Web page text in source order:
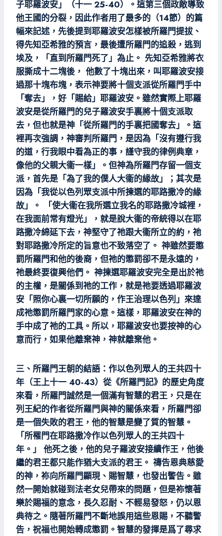
子耶羅波安」（十一 25-40）。這第三個政敵導致
他王國的分裂，因此作者用了最多的（14節）的篇
幅來記述，先後提到耶羅波安怎樣被所羅門提拔、
得先知亞希雅的預言，最後遭所羅門的追殺，逃到
埃及，「直到所羅門死了」為止。 先知亞希雅將衣
服撕成十二塊後， 他數了十塊出來，叫耶羅波安接
過那十塊布塊，表示神要將十個支派從所羅門手中
「奪去」，好「賜給」耶羅波安。雖然實際上耶羅
波安是從所羅門的兒子羅波安手裏將十個支派取
去，但也就是神「從所羅門的手裏把國奪去」。這
裡再次強調，神審判所羅門，是因為「沒有遵行我
的道，行我眼中看為正的事，謹守我的律例典章，
像他的父親大衞一樣」。但神為所羅門存留一個支
派，首先是「為了我的僕人大衞的緣故」；其次是
因為「我從以色列眾支派中所揀選的耶路撒冷的緣
故」。 「使大衞在我所選立我名的耶路撒冷城裡，
在我面前常有燈光」，就是說大衞的帝統得以在耶
路撒冷綿延下去，神堅守了祂跟大衞所立的約，祂
對耶路撒冷所定的旨意也不致落空了。 神雖然要懲
罰所羅門和他的後裔，但祂的懲罰卻不是永遠的，
祂最終要復興他們。 神揀選耶羅波安完全是出於祂
的主權，是關係到祂的工作，就是祂要透過耶羅波
安「照你心裏一切所願的，作王治理以色列」來達
成祂懲罰所羅門家的心意。這樣，耶羅波安在神的
手中成了祂的工具。所以，耶羅波安也要按神的心
意而行，如果他離棄神，神就離棄他。
三、所羅門王朝的結語：作以色列眾人的王共四十
年（王上十一 40-43）從《所羅門記》的歷史角度
來看，所羅門誠然是一個滿有智慧的君王，只是在
列王紀的作者從所羅門與神的關係來看，所羅門卻
是一個失敗的君王，他的智慧是變了質的智慧。
「所罹門在耶路撒冷作以色列眾人的王共四十
年。」 他死之後，他的兒子羅波安接續作王，他後
繼的君王都只能作猶大支派的君王。 禱告恩典慈愛
的神，袮向所羅門顯現、賜智慧，也發出警告。雖
然一開始就碰到法老女兒帶來的問題，但是袮懷著
樂於賜福的意念，長久忍耐、不輕易發怒，仍以恩
典待之。隨著所羅門不斷地誤用這些恩賜，不聽警
告，祝福也開始轉成懲罰。智慧的發揮是爲了尋求